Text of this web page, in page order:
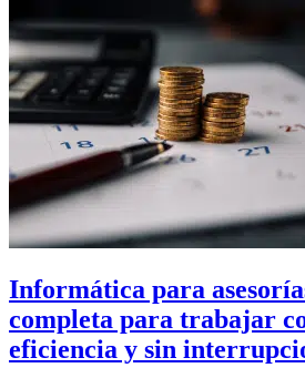
Informática para
completa para trabajar
eficiencia y sin